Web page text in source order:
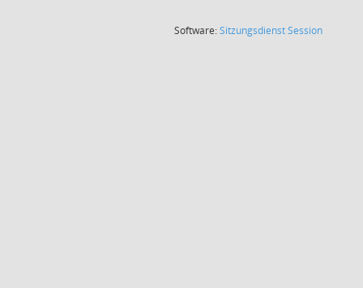
Software:SitzungsdienstSession(Wird in